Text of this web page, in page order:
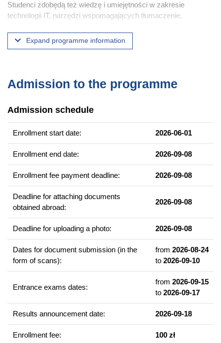
Studenci zdobędą też wiedzę i umiejętności w zakresie
technologii IT, narzędzi wspomagających tłumaczenie,
pracy w zespole, zarządzania czasem, oraz radzenia sobie ze
stresem w pracy tłumacza.
Tłumaczenie marketingowe
Tłumaczenie umów
Tłumaczenie medyczne
Tłumaczenie techniczne
Postedycja
Graduate competencies
Tłumaczenie tekstów kreatywnych.
Tłumaczenie tekstów specjalistycznych.
Tłumaczenie audiowizualne.
Postedycja.
Posługiwanie się narzędziami CAT.
kultury i sztuki lub instytucjach unijnych
Tłumacz audiowizualny dla platform streamingowych (np.
Expand programme information
Admission to the programme
Admission schedule
Enrollment start date: 2026-06-01
Enrollment end date: 2026-09-08
Enrollment fee payment deadline: 2026-09-08
Deadline for attaching documents
obtained abroad:
2026-09-08
Deadline for uploading a photo: 2026-09-08
Dates for document submission (in the
form of scans):
from 2026-08-24
to 2026-09-10
Entrance exams dates:
from 2026-09-15
to 2026-09-17
Results announcement date: 2026-09-18
Enrollment fee: 100 zł